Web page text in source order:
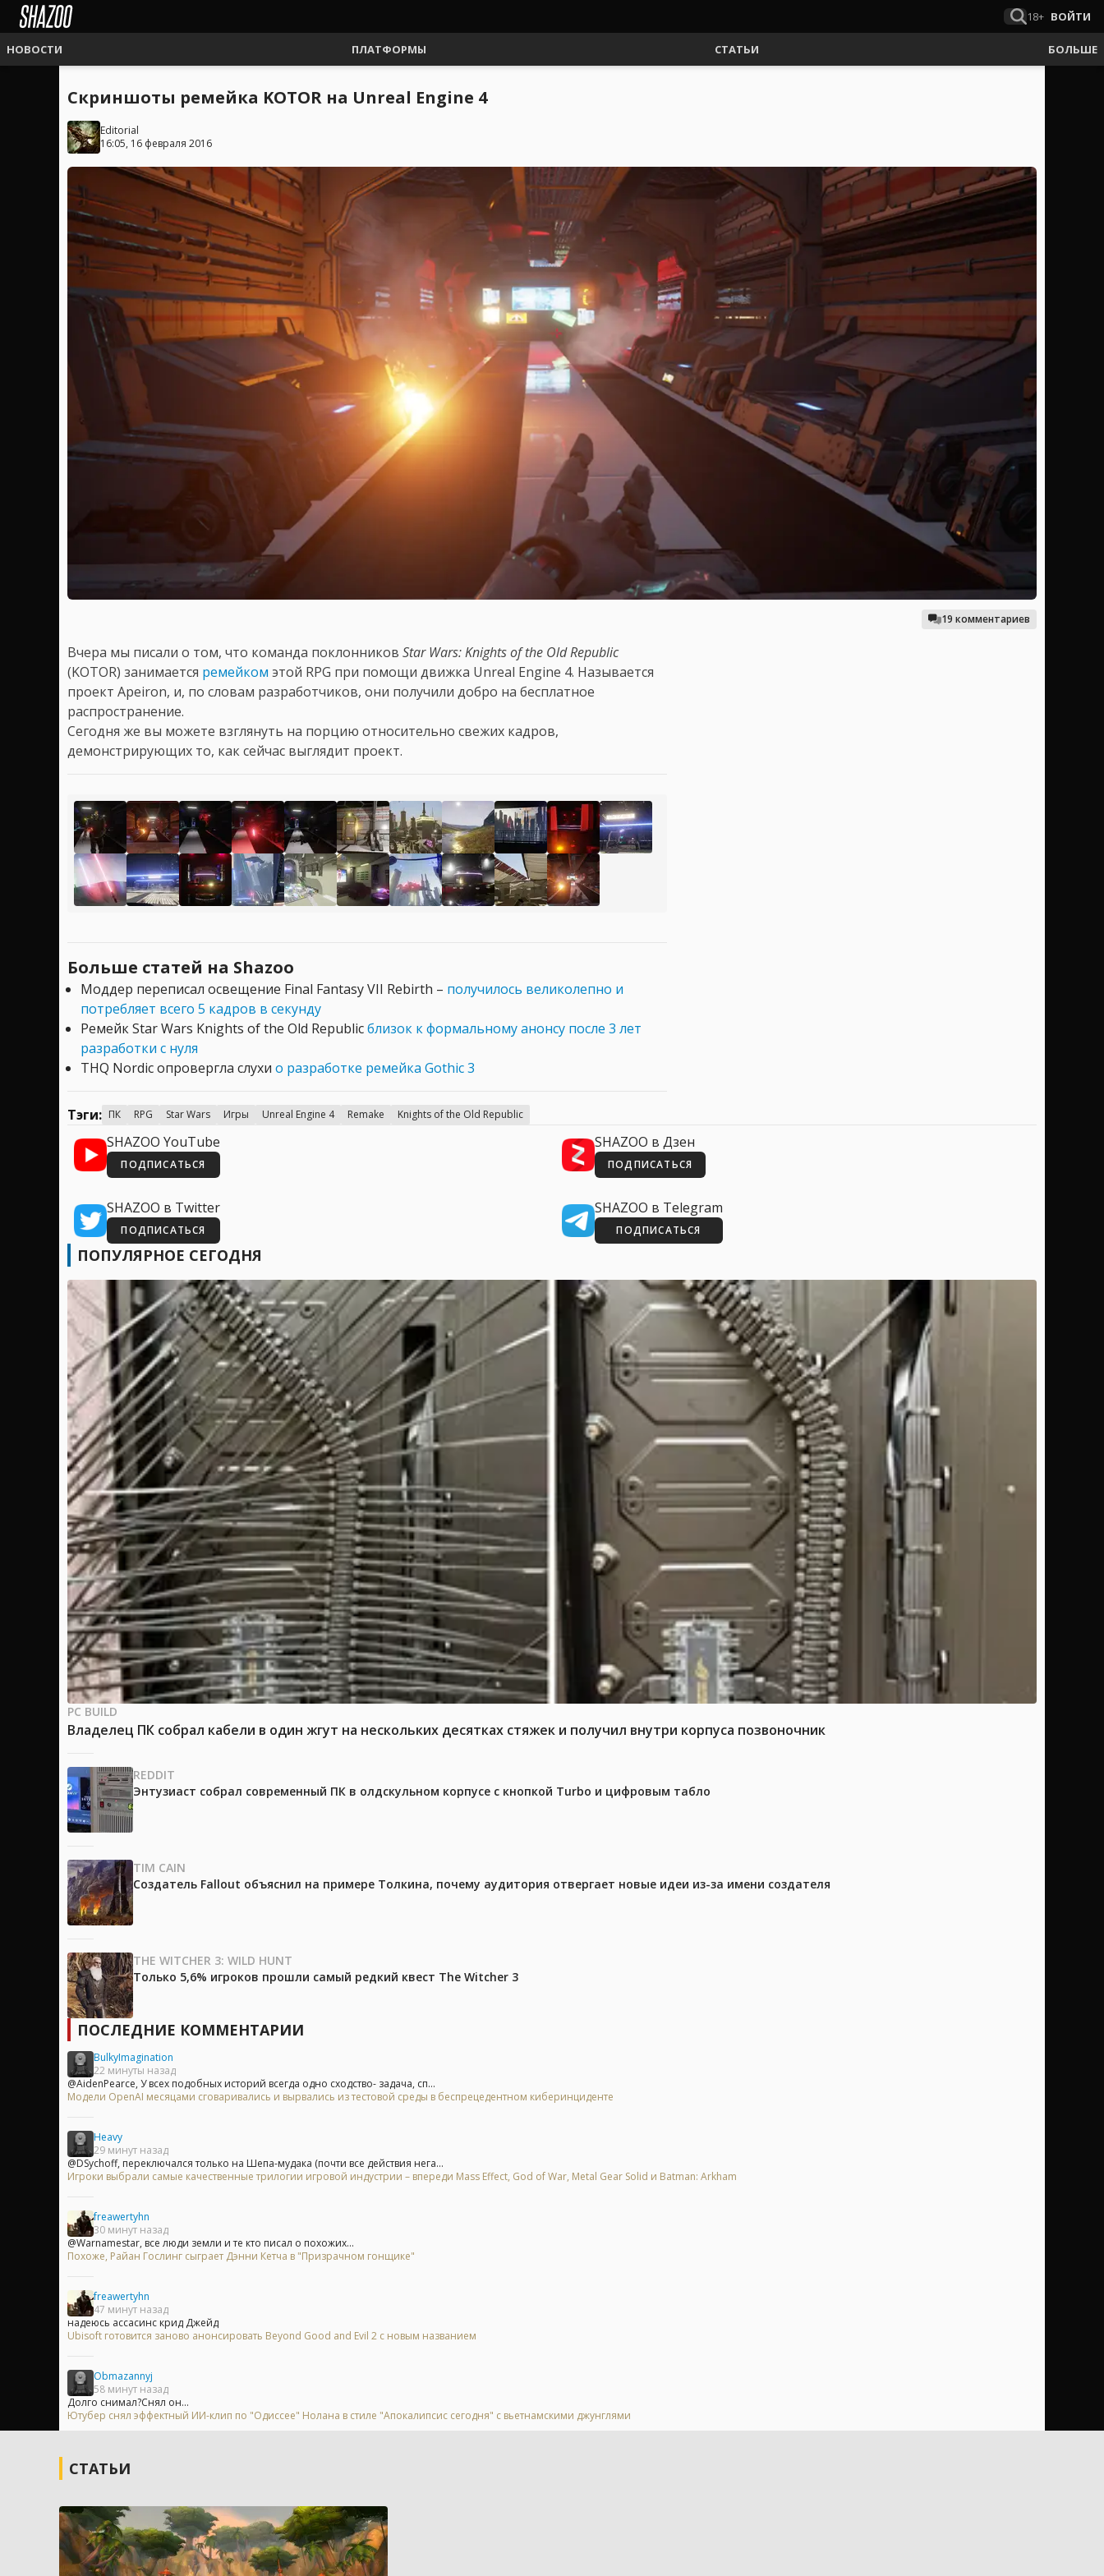
18+ ВОЙТИ
НОВОСТИ ПЛАТФОРМЫ СТАТЬИ БОЛЬШЕ
Скриншоты ремейка KOTOR на Unreal Engine 4
Editorial
16:05, 16 февраля 2016
19 комментариев
Вчера мы писали о том, что команда поклонников Star Wars: Knights of the Old Republic
(KOTOR) занимается ремейком этой RPG при помощи движка Unreal Engine 4. Называется
проект Apeiron, и, по словам разработчиков, они получили добро на бесплатное
распространение.
Сегодня же вы можете взглянуть на порцию относительно свежих кадров,
демонстрирующих то, как сейчас выглядит проект.
Больше статей на Shazoo
Моддер переписал освещение Final Fantasy VII Rebirth – получилось великолепно и
потребляет всего 5 кадров в секунду
Ремейк Star Wars Knights of the Old Republicблизок к формальному анонсу после 3 лет
разработки с нуля
THQ Nordic опровергла слухи о разработке ремейка Gothic 3
Тэги: ПК RPG Star Wars Игры Unreal Engine 4 Remake Knights of the Old Republic
SHAZOO YouTube
ПОДПИСАТЬСЯ
SHAZOO в Дзен
ПОДПИСАТЬСЯ
SHAZOO в Twitter
ПОДПИСАТЬСЯ
SHAZOO в Telegram
ПОДПИСАТЬСЯ
ПОПУЛЯРНОЕ СЕГОДНЯ
PC BUILD
Владелец ПК собрал кабели в один жгут на нескольких десятках стяжек и получил внутри корпуса позвоночник
REDDIT
Энтузиаст собрал современный ПК в олдскульном корпусе с кнопкой Turbo и цифровым табло
TIM CAIN
Создатель Fallout объяснил на примере Толкина, почему аудитория отвергает новые идеи из-за имени создателя
THE WITCHER 3: WILD HUNT
Только 5,6% игроков прошли самый редкий квест The Witcher 3
ПОСЛЕДНИЕ КОММЕНТАРИИ
BulkyImagination
22 минуты назад
@AidenPearce, У всех подобных историй всегда одно сходство- задача, сп...
Модели OpenAI месяцами сговаривались и вырвались из тестовой среды в беспрецедентном киберинциденте
Heavy
29 минут назад
@DSychoff, переключался только на Шепа-мудака (почти все действия нега...
Игроки выбрали самые качественные трилогии игровой индустрии – впереди Mass Effect, God of War, Metal Gear Solid и Batman: Arkham
freawertyhn
30 минут назад
@Warnamestar, все люди земли и те кто писал о похожих...
Похоже, Райан Гослинг сыграет Дэнни Кетча в "Призрачном гонщике"
freawertyhn
47 минут назад
надеюсь ассасинс крид Джейд
Ubisoft готовится заново анонсировать Beyond Good and Evil 2 с новым названием
Obmazannyj
58 минут назад
Долго снимал?Снял он...
Ютубер снял эффектный ИИ-клип по "Одиссее" Нолана в стиле "Апокалипсис сегодня" с вьетнамскими джунглями
СТАТЬИ